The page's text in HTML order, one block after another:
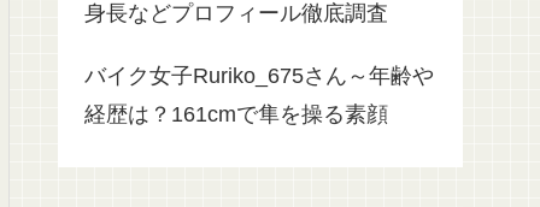
身長などプロフィール徹底調査
バイク女子Ruriko_675さん～年齢や
経歴は？161cmで隼を操る素顔